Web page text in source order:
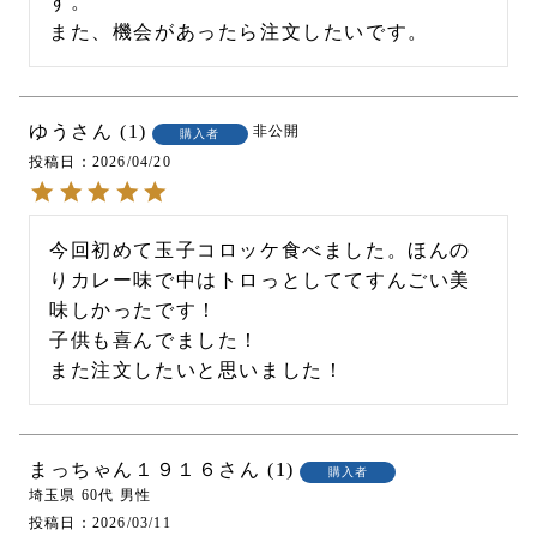
また、機会があったら注文したいです。
ゆう 1 購入者
非公開
投稿日
2026/04/20
今回初めて玉子コロッケ食べました。ほんの
りカレー味で中はトロっとしててすんごい美
味しかったです！
子供も喜んでました！
また注文したいと思いました！
まっちゃん１９１６ 1 購入者
埼玉県 60代 男性
投稿日
2026/03/11